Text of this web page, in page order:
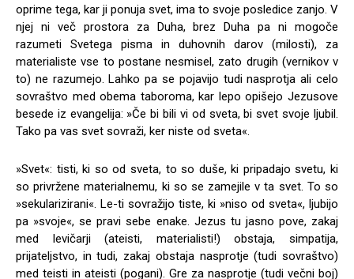
oprime tega, kar ji ponuja svet, ima to svoje posledice zanjo. V
njej ni več prostora za Duha, brez Duha pa ni mogoče
razumeti Svetega pisma in duhovnih darov (milosti), za
materialiste vse to postane nesmisel, zato drugih (vernikov v
to) ne razumejo. Lahko pa se pojavijo tudi nasprotja ali celo
sovraštvo med obema taboroma, kar lepo opišejo Jezusove
besede iz evangelija: »Če bi bili vi od sveta, bi svet svoje ljubil.
Tako pa vas svet sovraži, ker niste od sveta«.
»Svet«: tisti, ki so od sveta, to so duše, ki pripadajo svetu, ki
so privržene materialnemu, ki so se zamejile v ta svet. To so
»sekularizirani«. Le-ti sovražijo tiste, ki »niso od sveta«, ljubijo
pa »svoje«, se pravi sebe enake. Jezus tu jasno pove, zakaj
med levičarji (ateisti, materialisti!) obstaja, simpatija,
prijateljstvo, in tudi, zakaj obstaja nasprotje (tudi sovraštvo)
med teisti in ateisti (pogani). Gre za nasprotje (tudi večni boj)